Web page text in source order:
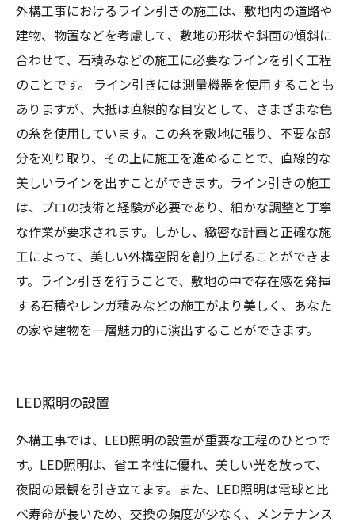
外構工事におけるライン引きの施工は、敷地内の道路や
建物、物置などを考慮して、敷地の形状や斜面の傾斜に
合わせて、石積みなどの施工に必要なラインを引く工程
のことです。 ライン引きには測量機器を使用することも
ありますが、大抵は直線的な目安として、さまざまな色
の糸を使用しています。この糸を敷地に張り、不要な部
分を刈り取り、その上に施工を進めることで、直線的な
美しいラインを出すことができます。ライン引きの施工
は、プロの技術と経験が必要であり、細かな調整と丁寧
な作業が要求されます。しかし、緻密な計画と正確な施
工によって、美しい外構空間を創り上げることができま
す。ライン引きを行うことで、敷地の中で存在感を発揮
する石積やレンガ積みなどの施工がより美しく、あなた
の家や建物を一層魅力的に演出することができます。
LED照明の設置
外構工事では、LED照明の設置が重要な工程のひとつで
す。LED照明は、省エネ性に優れ、美しい光を放って、
夜間の景観を引き立てます。また、LED照明は電球と比
べ寿命が長いため、交換の頻度が少なく、メンテナンス